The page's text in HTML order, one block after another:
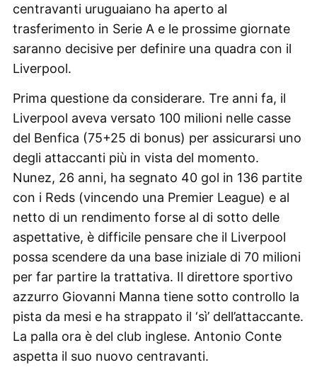
centravanti uruguaiano ha aperto al
trasferimento in Serie A e le prossime giornate
saranno decisive per definire una quadra con il
Liverpool.
Prima questione da considerare. Tre anni fa, il
Liverpool aveva versato 100 milioni nelle casse
del Benfica (75+25 di bonus) per assicurarsi uno
degli attaccanti più in vista del momento.
Nunez, 26 anni, ha segnato 40 gol in 136 partite
con i Reds (vincendo una Premier League) e al
netto di un rendimento forse al di sotto delle
aspettative, è difficile pensare che il Liverpool
possa scendere da una base iniziale di 70 milioni
per far partire la trattativa. Il direttore sportivo
azzurro Giovanni Manna tiene sotto controllo la
pista da mesi e ha strappato il ‘sì’ dell’attaccante.
La palla ora è del club inglese. Antonio Conte
aspetta il suo nuovo centravanti.